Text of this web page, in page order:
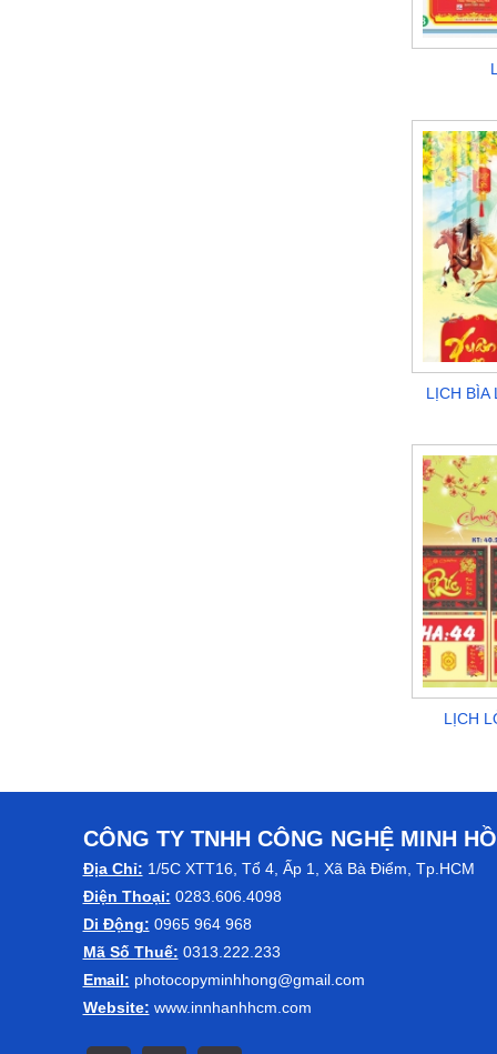
LỊCH BÌA
LỊCH
CÔNG TY TNHH CÔNG NGHỆ MINH
Địa Chỉ: 1/5C XTT16, Tổ 4, Ấp 1, Xã Bà Điểm, Tp.HCM
Điện Thoại: 0283.606.4098
Di Động: 0965 964 968
Mã Số Thuế: 0313.222.233
Email: photocopyminhhong@gmail.com
Website: www.innhanhhcm.com